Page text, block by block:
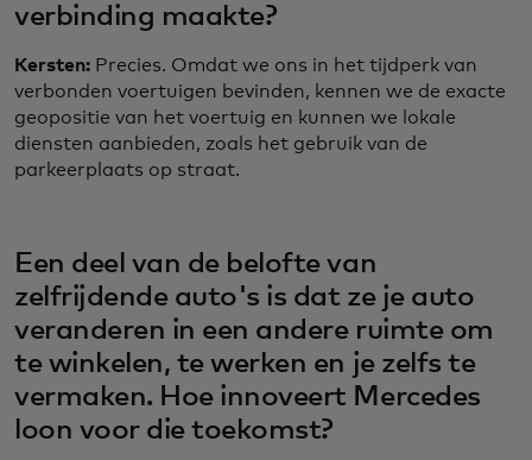
verbinding maakte?
Kersten: Precies. Omdat we ons in het tijdperk van
verbonden voertuigen bevinden, kennen we de exacte
geopositie van het voertuig en kunnen we lokale
diensten aanbieden, zoals het gebruik van de
parkeerplaats op straat.
Een deel van de belofte van
zelfrijdende auto's is dat ze je auto
veranderen in een andere ruimte om
te winkelen, te werken en je zelfs te
vermaken. Hoe innoveert Mercedes
loon voor die toekomst?